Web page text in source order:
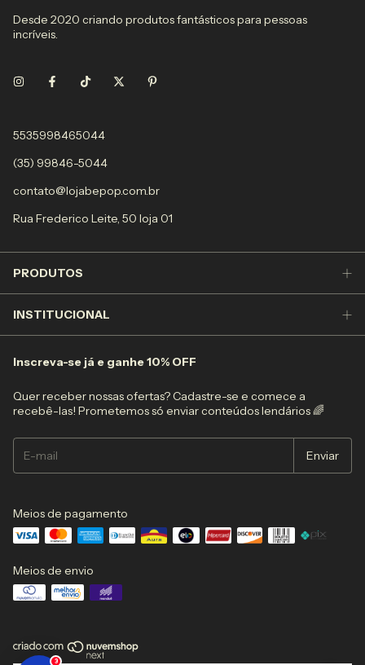
Desde 2020 criando produtos fantásticos para pessoas
incríveis.
5535998465044
(35) 99846-5044
contato@lojabepop.com.br
Rua Frederico Leite, 50 loja 01
PRODUTOS
INSTITUCIONAL
Inscreva-se já e ganhe 10% OFF
Quer receber nossas ofertas? Cadastre-se e comece a
recebê-las! Prometemos só enviar conteúdos lendários 🌈
Meios de pagamento
Meios de envio
3